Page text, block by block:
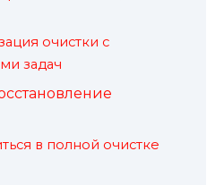
очистки с
задач
в полной очистке